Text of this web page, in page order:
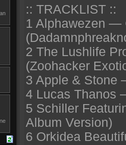
:: TRACKLIST ::
1 Alphawezen —
2 The Lushlife
(Zoohacker
3 Apple & Stone
4 Lucas Thanos
5 Schiller
Album Version)
6 Orkidea